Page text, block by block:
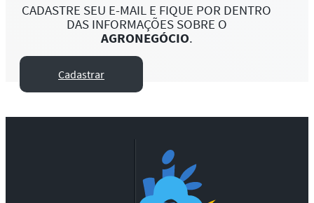
CADASTRE SEU E-MAIL E FIQUE POR DENTRO
DAS INFORMAÇÕES SOBRE O
AGRONEGÓCIO.
Cadastrar